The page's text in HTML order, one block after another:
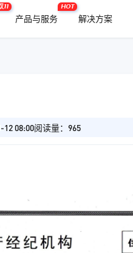
11
产品与服务
HOT
解决方案
12 08:00阅读量：965